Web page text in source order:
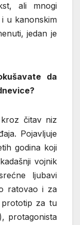
ali mnogi
u kanonskim
jedan je
da
čitav niz
Pojavljuje
godina koji
vojnik
ljubavi
ratovao i za
za tu
protagonista